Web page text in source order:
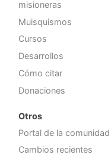
misioneras
Muisquismos
Cursos
Desarrollos
Cómo citar
Donaciones
Otros
Portal de la comunidad
Cambios recientes